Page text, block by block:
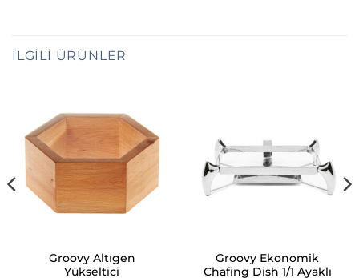
İLGILI ÜRÜNLER
Groovy Altıgen
Yükseltici
Groovy Ekonomik
Chafing Dish 1/1 Ayaklı